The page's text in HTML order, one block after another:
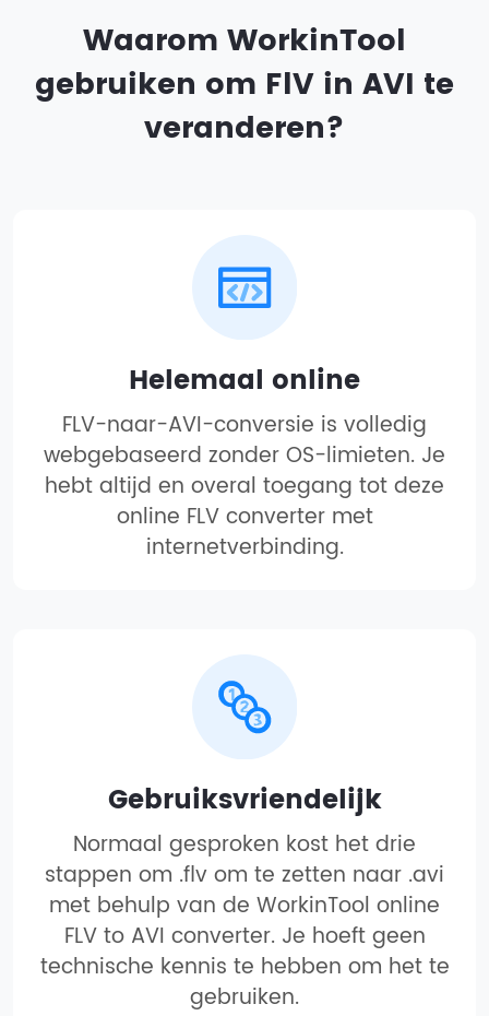
Waarom WorkinTool
gebruiken om FlV in AVI te
veranderen?
Helemaal online
FLV-naar-AVI-conversie is volledig
webgebaseerd zonder OS-limieten. Je
hebt altijd en overal toegang tot deze
online FLV converter met
internetverbinding.
Gebruiksvriendelijk
Normaal gesproken kost het drie
stappen om .flv om te zetten naar .avi
met behulp van de WorkinTool online
FLV to AVI converter. Je hoeft geen
technische kennis te hebben om het te
gebruiken.